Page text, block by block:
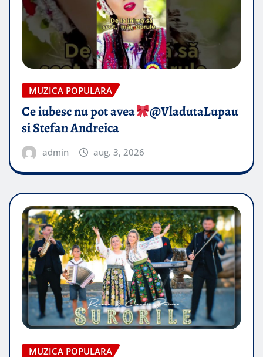
MUZICA POPULARA
Ce iubesc nu pot avea
​@VladutaLupau
si Stefan Andreica
admin aug. 3, 2026
MUZICA POPULARA